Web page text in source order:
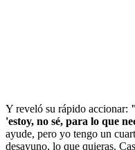
Y reveló su rápido accionar:
'estoy, no sé, para lo que
ayude, pero yo tengo un
desayuno, lo que quieras.